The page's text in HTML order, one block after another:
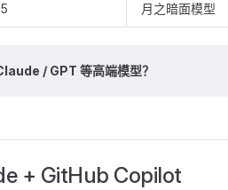
月之暗面模型
/ GPT 等高端模型？
+ GitHub Copilot